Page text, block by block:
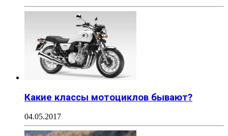
Какие классы мотоциклов бывают?
04.05.2017